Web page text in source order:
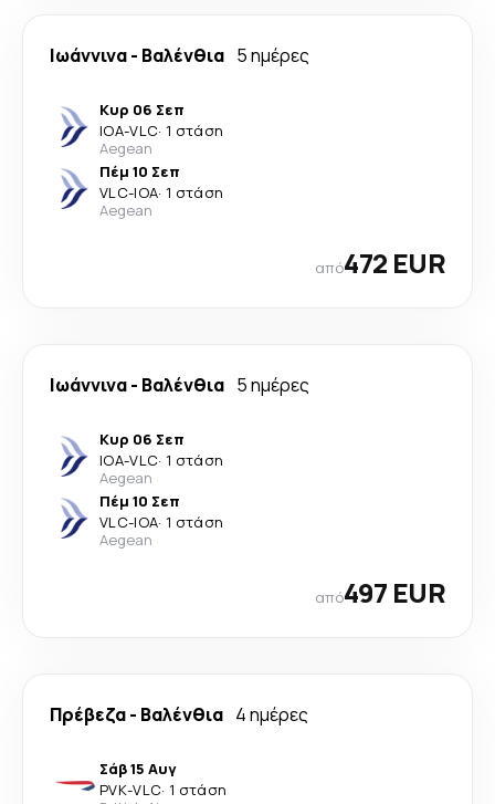
Ιωάννινα- Βαλένθια 5 ημέρες
Κυρ 06 Σεπ
IOA-VLC· 1 στάση
Aegean
Πέμ 10 Σεπ
VLC-IOA· 1 στάση
Aegean
από472 EUR
Ιωάννινα- Βαλένθια 5 ημέρες
Κυρ 06 Σεπ
IOA-VLC· 1 στάση
Aegean
Πέμ 10 Σεπ
VLC-IOA· 1 στάση
Aegean
από497 EUR
Πρέβεζα- Βαλένθια 4 ημέρες
Σάβ 15 Αυγ
PVK-VLC· 1 στάση